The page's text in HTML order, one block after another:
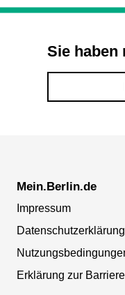
Sie haben
Mein.Berlin.de
Impressum
Datenschutzerklärung
Erklärung zur